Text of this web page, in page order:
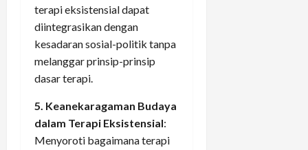
terapi eksistensial dapat
diintegrasikan dengan
kesadaran sosial-politik tanpa
melanggar prinsip-prinsip
dasar terapi.
5. Keanekaragaman Budaya
dalam Terapi Eksistensial:
Menyoroti bagaimana terapi